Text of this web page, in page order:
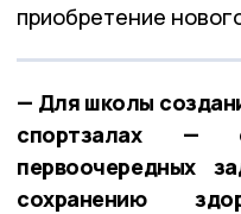
приобретение
— Для школы
спортзалах —
первоочередных
сохранению